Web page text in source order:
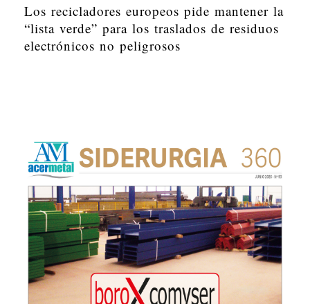
Los recicladores europeos pide mantener la
“lista verde” para los traslados de residuos
electrónicos no peligrosos